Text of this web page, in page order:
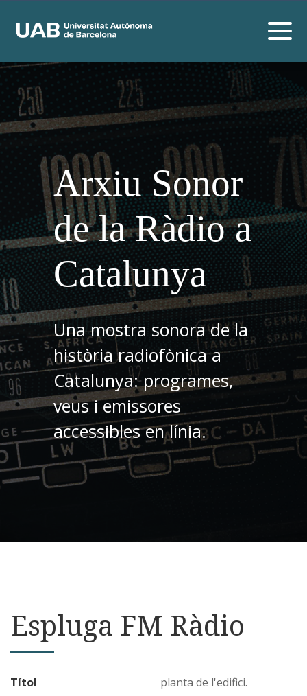
Arxiu Sonor
de la Ràdio a
Catalunya
Una mostra sonora de la
història radiofònica a
Catalunya: programes,
veus i emissores
accessibles en línia.
Espluga FM Ràdio
Títol
planta de l'edifici.